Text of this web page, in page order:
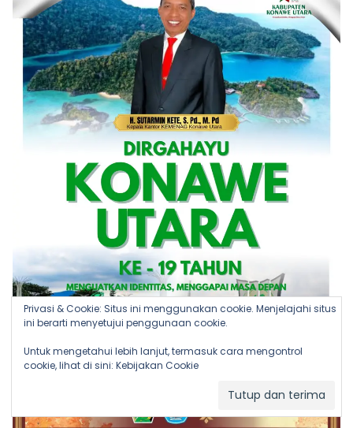
Privasi & Cookie: Situs ini menggunakan cookie. Menjelajahi situs
ini berarti menyetujui penggunaan cookie.
Untuk mengetahui lebih lanjut, termasuk cara mengontrol
cookie, lihat di sini: Kebijakan Cookie